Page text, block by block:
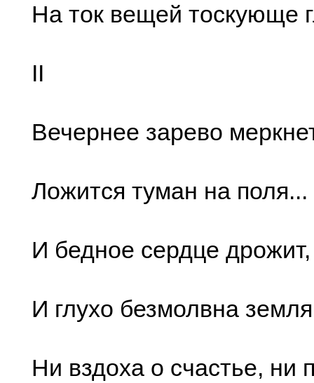
На ток вещей тоскующе
II
Вечернее зарево
Ложится туман на поля...
И бедное сердце дрожит,
И глухо безмолвна
Ни вздоха о счастье, ни